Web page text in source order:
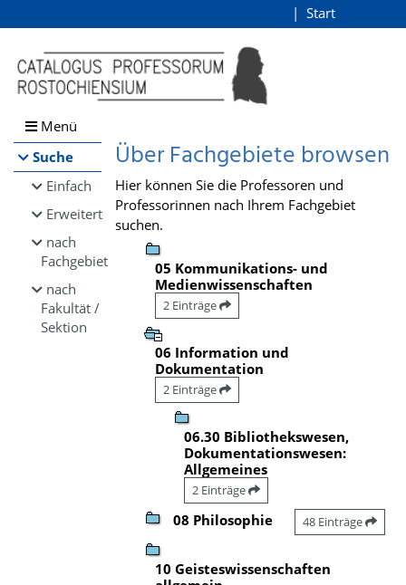
Browsen
direkt zum Inhalt
Start
Menü
Suche
Einfach
Erweitert
nach
Fachgebiet
nach
Fakultät /
Sektion
Über Fachgebiete browsen
Hier können Sie die Professoren und
Professorinnen nach Ihrem Fachgebiet
suchen.
05 Kommunikations- und
Medienwissenschaften
2 Einträge
06 Information und
Dokumentation
2 Einträge
06.30 Bibliothekswesen,
Dokumentationswesen:
Allgemeines
2 Einträge
08 Philosophie 48 Einträge
10 Geisteswissenschaften